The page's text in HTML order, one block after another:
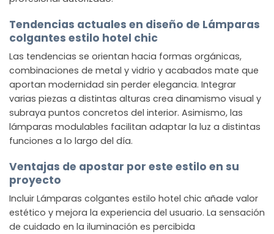
Tendencias actuales en diseño de Lámparas
colgantes estilo hotel chic
Las tendencias se orientan hacia formas orgánicas,
combinaciones de metal y vidrio y acabados mate que
aportan modernidad sin perder elegancia. Integrar
varias piezas a distintas alturas crea dinamismo visual y
subraya puntos concretos del interior. Asimismo, las
lámparas modulables facilitan adaptar la luz a distintas
funciones a lo largo del día.
Ventajas de apostar por este estilo en su
proyecto
Incluir Lámparas colgantes estilo hotel chic añade valor
estético y mejora la experiencia del usuario. La sensación
de cuidado en la iluminación es percibida